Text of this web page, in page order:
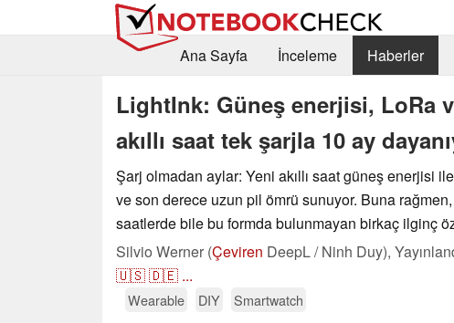
Ana Sayfa
İnceleme Haberler
LightInk: Güneş enerjisi, LoRa
akıllı saat tek şarjla 10 ay
Şarj olmadan aylar: Yeni akıllı saat güneş enerjisi
ve son derece uzun pil ömrü sunuyor. Buna rağmen,
saatlerde bile bu formda bulunmayan birkaç ilginç
Silvio Werner (Çeviren DeepL / Ninh Duy),
🇺🇸🇩🇪 ...
Wearable DIY Smartwatch